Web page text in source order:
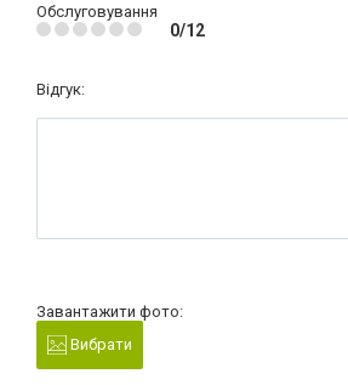
Обслуговування
0/12
Відгук:
Завантажити фото:
Вибрати